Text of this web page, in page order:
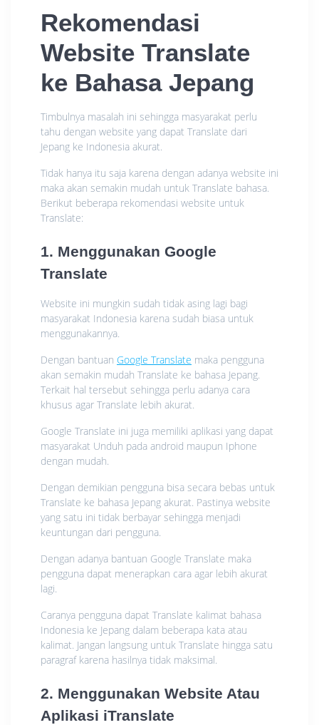
Rekomendasi
Website Translate
ke Bahasa Jepang
Timbulnya masalah ini sehingga masyarakat perlu
tahu dengan website yang dapat Translate dari
Jepang ke Indonesia akurat.
Tidak hanya itu saja karena dengan adanya website ini
maka akan semakin mudah untuk Translate bahasa.
Berikut beberapa rekomendasi website untuk
Translate:
1. Menggunakan Google
Translate
Website ini mungkin sudah tidak asing lagi bagi
masyarakat Indonesia karena sudah biasa untuk
menggunakannya.
Dengan bantuan Google Translate maka pengguna
akan semakin mudah Translate ke bahasa Jepang.
Terkait hal tersebut sehingga perlu adanya cara
khusus agar Translate lebih akurat.
Google Translate ini juga memiliki aplikasi yang dapat
masyarakat Unduh pada android maupun Iphone
dengan mudah.
Dengan demikian pengguna bisa secara bebas untuk
Translate ke bahasa Jepang akurat. Pastinya website
yang satu ini tidak berbayar sehingga menjadi
keuntungan dari pengguna.
Dengan adanya bantuan Google Translate maka
pengguna dapat menerapkan cara agar lebih akurat
lagi.
Caranya pengguna dapat Translate kalimat bahasa
Indonesia ke Jepang dalam beberapa kata atau
kalimat. Jangan langsung untuk Translate hingga satu
paragraf karena hasilnya tidak maksimal.
2. Menggunakan Website Atau
Aplikasi iTranslate